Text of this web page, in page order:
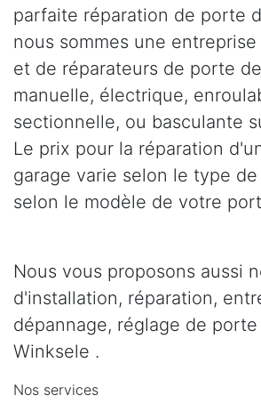
parfaite réparation de porte
nous sommes une
et de réparateurs de porte
manuelle, électrique,
sectionnelle, ou basculante
Le prix pour la réparation
garage varie selon le type
selon le modèle de votre
Nous vous proposons aussi
d'installation, réparation,
dépannage, réglage de
Winksele .
Nos services